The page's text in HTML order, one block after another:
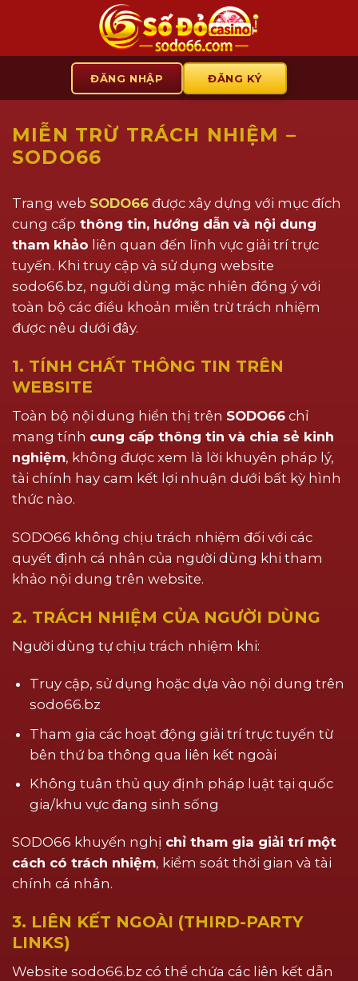
ĐĂNG NHẬP ĐĂNG KÝ
MIỄN TRỪ TRÁCH NHIỆM –
SODO66
Trang web SODO66 được xây dựng với mục đích
cung cấp thông tin, hướng dẫn và nội dung
tham khảo liên quan đến lĩnh vực giải trí trực
tuyến. Khi truy cập và sử dụng website
sodo66.bz, người dùng mặc nhiên đồng ý với
toàn bộ các điều khoản miễn trừ trách nhiệm
được nêu dưới đây.
1. TÍNH CHẤT THÔNG TIN TRÊN
WEBSITE
Toàn bộ nội dung hiển thị trên SODO66 chỉ
mang tính cung cấp thông tin và chia sẻ kinh
nghiệm, không được xem là lời khuyên pháp lý,
tài chính hay cam kết lợi nhuận dưới bất kỳ hình
thức nào.
SODO66 không chịu trách nhiệm đối với các
quyết định cá nhân của người dùng khi tham
khảo nội dung trên website.
2. TRÁCH NHIỆM CỦA NGƯỜI DÙNG
Người dùng tự chịu trách nhiệm khi:
Truy cập, sử dụng hoặc dựa vào nội dung trên
sodo66.bz
Tham gia các hoạt động giải trí trực tuyến từ
bên thứ ba thông qua liên kết ngoài
Không tuân thủ quy định pháp luật tại quốc
gia/khu vực đang sinh sống
SODO66 khuyến nghị chỉ tham gia giải trí một
cách có trách nhiệm, kiểm soát thời gian và tài
chính cá nhân.
3. LIÊN KẾT NGOÀI (THIRD-PARTY
LINKS)
Website sodo66.bz có thể chứa các liên kết dẫn